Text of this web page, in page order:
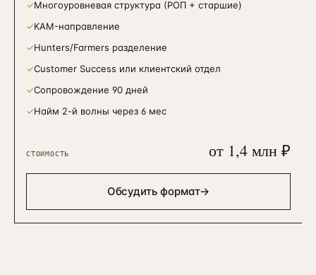
✓Многоуровневая структура (РОП + старшие)
✓KAM-направление
✓Hunters/Farmers разделение
✓Customer Success или клиентский отдел
✓Сопровождение 90 дней
✓Найм 2-й волны через 6 мес
СТОИМОСТЬ от 1,4 млн ₽
Обсудить формат→